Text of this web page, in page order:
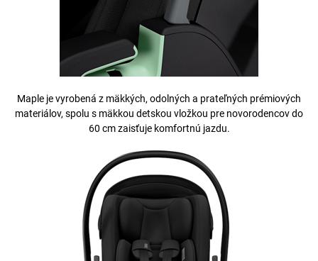
Maple je vyrobená z mäkkých, odolných a prateľných prémiových
materiálov, spolu s mäkkou detskou vložkou pre novorodencov do
60 cm zaisťuje komfortnú jazdu.